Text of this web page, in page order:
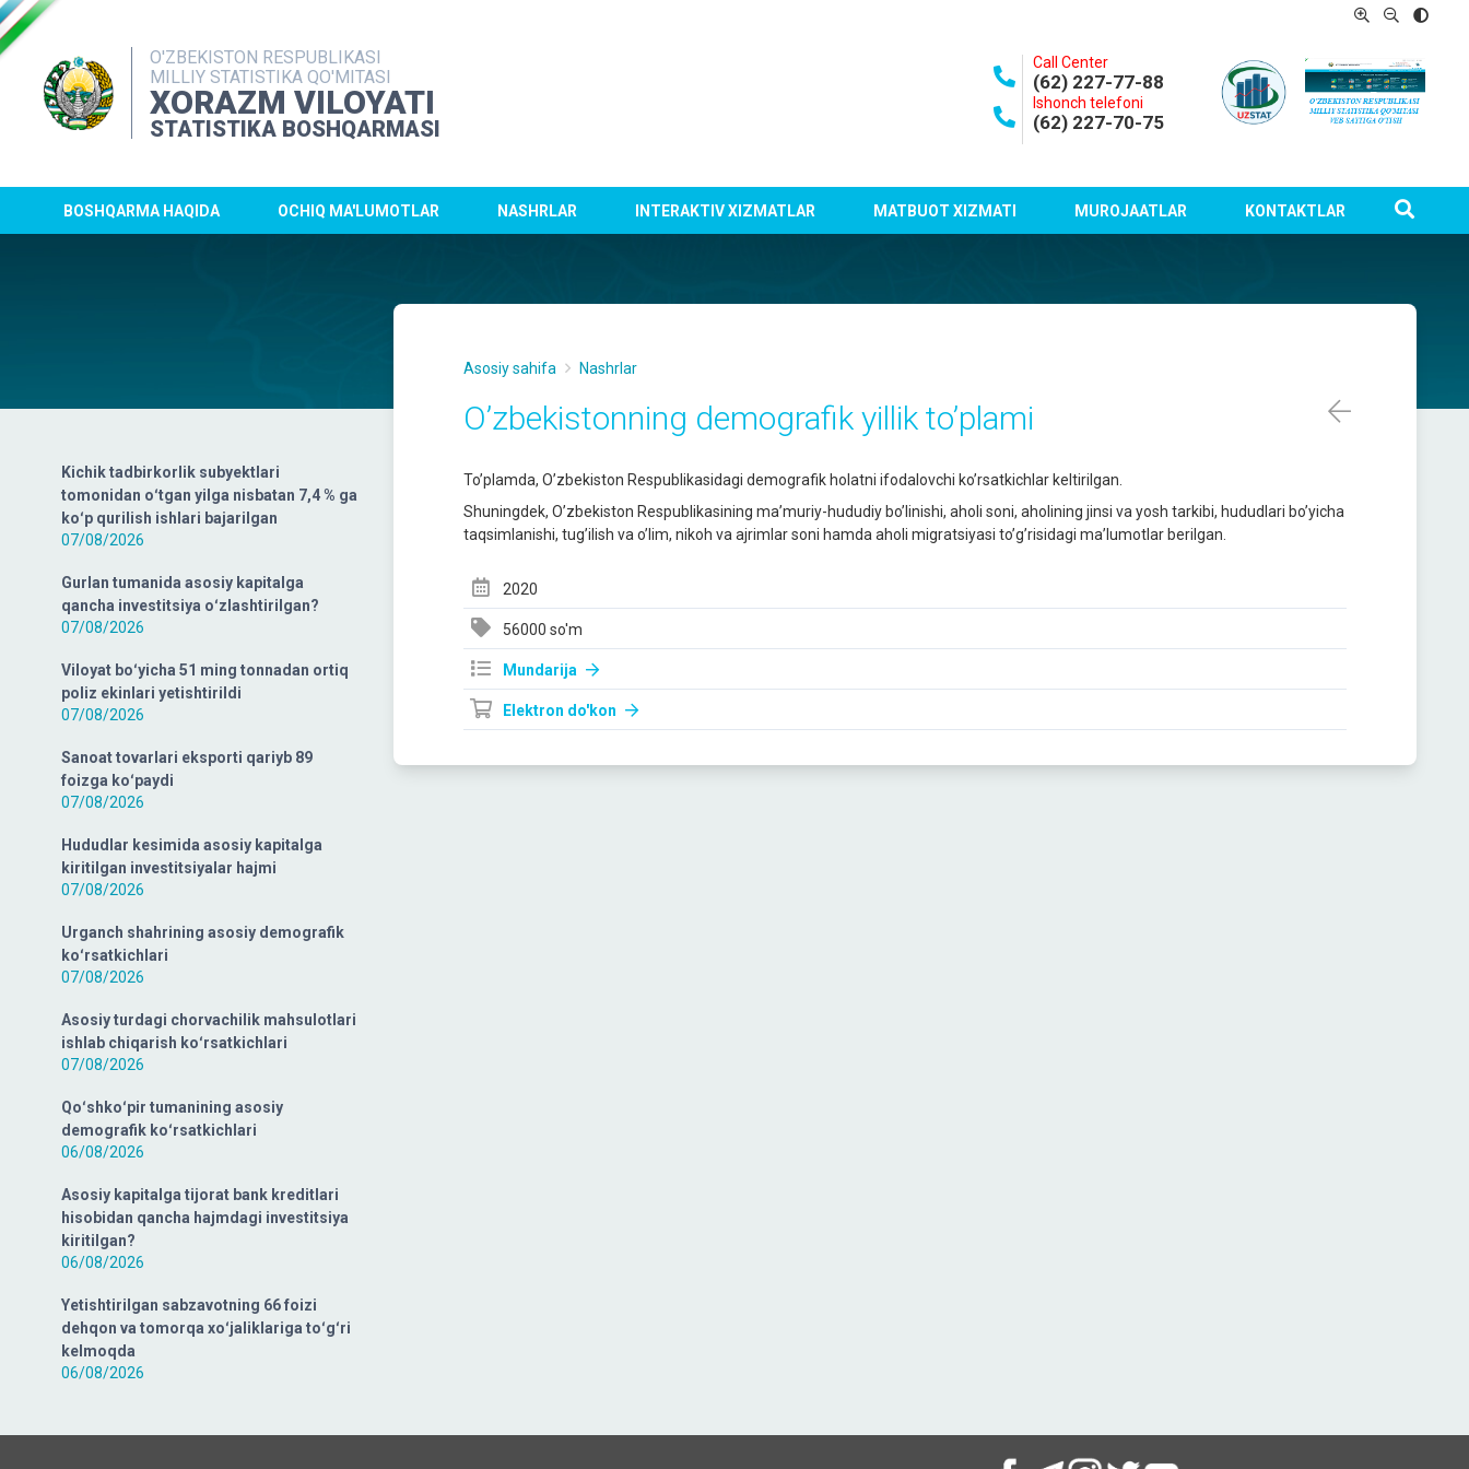
O'ZBEKISTON RESPUBLIKASI
MILLIY STATISTIKA QO'MITASI
XORAZM VILOYATI
STATISTIKA BOSHQARMASI
Call Center
(62) 227-77-88
Ishonch telefoni
(62) 227-70-75
BOSHQARMA HAQIDA OCHIQ MA'LUMOTLAR NASHRLAR INTERAKTIV XIZMATLAR MATBUOT XIZMATI MUROJAATLAR KONTAKTLAR
Kichik tadbirkorlik subyektlari
tomonidan oʻtgan yilga nisbatan 7,4 % ga
koʻp qurilish ishlari bajarilgan
07/08/2026
Gurlan tumanida asosiy kapitalga
qancha investitsiya oʻzlashtirilgan?
07/08/2026
Viloyat boʻyicha 51 ming tonnadan ortiq
poliz ekinlari yetishtirildi
07/08/2026
Sanoat tovarlari eksporti qariyb 89
foizga koʻpaydi
07/08/2026
Hududlar kesimida asosiy kapitalga
kiritilgan investitsiyalar hajmi
07/08/2026
Urganch shahrining asosiy demografik
koʻrsatkichlari
07/08/2026
Asosiy turdagi chorvachilik mahsulotlari
ishlab chiqarish koʻrsatkichlari
07/08/2026
Qoʻshkoʻpir tumanining asosiy
demografik koʻrsatkichlari
06/08/2026
Asosiy kapitalga tijorat bank kreditlari
hisobidan qancha hajmdagi investitsiya
kiritilgan?
06/08/2026
Yetishtirilgan sabzavotning 66 foizi
dehqon va tomorqa xoʻjaliklariga toʻgʻri
kelmoqda
06/08/2026
Asosiy sahifa Nashrlar
O’zbekistonning demografik yillik to’plami
To’plamda, O’zbekiston Respublikasidagi demografik holatni ifodalovchi ko’rsatkichlar keltirilgan.
Shuningdek, O’zbekiston Respublikasining ma’muriy-hududiy bo’linishi, aholi soni, aholining jinsi va yosh tarkibi, hududlari bo’yicha
taqsimlanishi, tug’ilish va o’lim, nikoh va ajrimlar soni hamda aholi migratsiyasi to’g’risidagi ma’lumotlar berilgan.
2020
56000 so'm
Mundarija
Elektron do'kon